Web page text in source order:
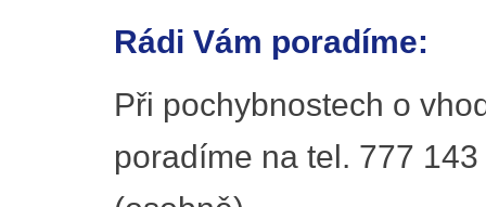
Rádi Vám poradíme:
Při pochybnostech o
poradíme na tel. 777